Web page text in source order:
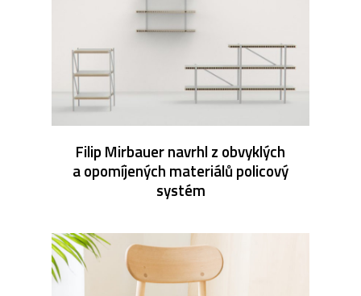
Filip Mirbauer navrhl z obvyklých
a opomíjených materiálů policový
systém